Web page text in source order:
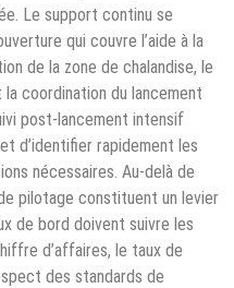
Le support continu se
qui couvre l’aide à la
de la zone de chalandise, le
la coordination du lancement
post-lancement intensif
d’identifier rapidement les
nécessaires. Au-delà de
pilotage constituent un levier
de bord doivent suivre les
d’affaires, le taux de
des standards de